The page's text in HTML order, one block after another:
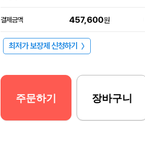
결제금액 457,600원
최저가 보장제 신청하기 〉
주문하기 장바구니